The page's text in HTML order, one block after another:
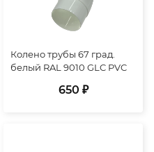
Колено трубы 67 град.
белый RAL 9010 GLC PVC
650 ₽